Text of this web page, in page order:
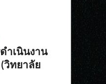
ำเนินงาน
วิทยาลัย